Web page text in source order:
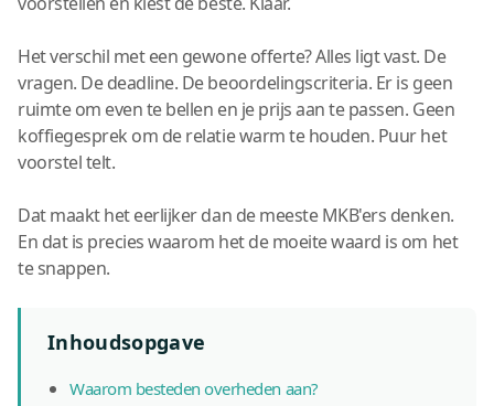
Het verschil met een gewone offerte? Alles ligt vast. De
vragen. De deadline. De beoordelingscriteria. Er is geen
ruimte om even te bellen en je prijs aan te passen. Geen
koffiegesprek om de relatie warm te houden. Puur het
voorstel telt.
Dat maakt het eerlijker dan de meeste MKB'ers denken.
En dat is precies waarom het de moeite waard is om het
te snappen.
Inhoudsopgave
Waarom besteden overheden aan?